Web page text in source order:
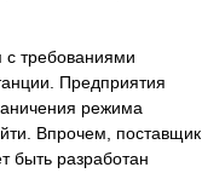
с требованиями
Предприятия
режима
Впрочем, поставщик
быть разработан